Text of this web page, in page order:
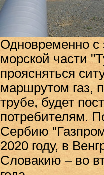
Одновременно с
морской части
проясняться
маршрутом газ,
трубе, будет
потребителям.
Сербию
2020 году, в
Словакию – во